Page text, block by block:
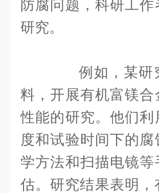
防腐问题，科研工
研究。
例如，某研究
料，开展有机富镁
性能的研究。他们
度和试验时间下的
学方法和扫描电镜
估。研究结果表明